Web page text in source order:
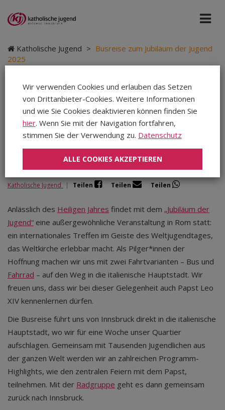
Katholische Jugend > Busreise zum Jubiläum der Jugend
2025
Busreise zum Jubiläum
der Jugend 2025
Katholische Jugend | Teilen Teilen Teilen
Anlässlich des Heiligen Jahres findet mit dem „Jubiläum der
Jugend“ eine außergewöhnliche Veranstaltung in Rom statt:
ein internationales Treffen im Geiste des Weltjugendtages,
das Weltkirche erlebbar macht. Als Pilger*innen der
Hoffnung machen wir uns mit zwei Fahrtvarianten – Bus und
Fahrrad – auf den Weg in die italienische Hauptstadt. Wir
freuen uns, dass wir bei dieser Gelegenheit auch Papst Leo
XIV kennenlernen dürfen.
Die Busreise führt uns von Innsbruck direkt in die italienische
Hauptstadt, wo wir für eine Woche unser Quartier
aufschlagen. Gemeinsam mit Tausenden Jugendlichen aus
der ganzen Welt werden wir an zahlreichen Programm-
Highlights, wie den zentralen Feiern mit dem Papst,
teilnehmen. Mit der Radgruppe geht es dann gemeinsam
zurück nach Innsbruck.
Wir verwenden Cookies und erlauben das Setzen
von Drittanbieter-Cookies. Weitere Informationen
und wie Sie Cookies deaktivieren können finden Sie
hier. Wenn Sie mit der Navigation fortfahren,
stimmen Sie der Verwendung zu. Datenschutz
ALLE COOKIES AKZEPTIEREN